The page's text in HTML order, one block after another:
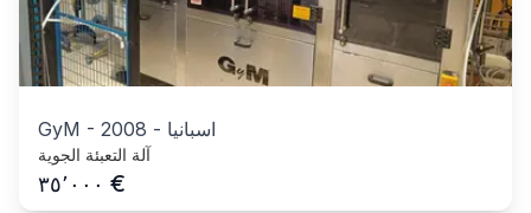
GyM - 2008 - اسبانيا
آلة التعبئة الجوية
٣٥٬٠٠٠ €